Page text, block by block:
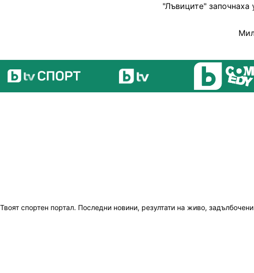
"Лъвиците" започнаха
Твоят спортен портал. Последни новини, резултати на живо,